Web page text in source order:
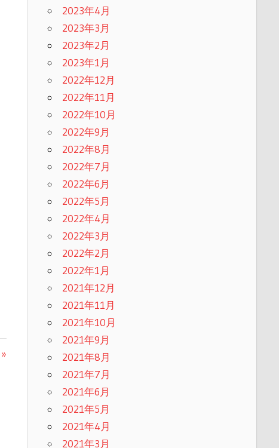
2023年4月
2023年3月
2023年2月
2023年1月
2022年12月
2022年11月
2022年10月
2022年9月
2022年8月
2022年7月
2022年6月
2022年5月
2022年4月
2022年3月
2022年2月
2022年1月
2021年12月
2021年11月
2021年10月
2021年9月
2021年8月
2021年7月
2021年6月
2021年5月
2021年4月
2021年3月